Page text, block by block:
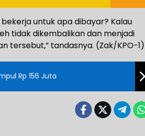
untuk apa dibayar? Kalau
tidak dikembalikan dan menjadi
tersebut,” tandasnya. (Zak/KPO-1)
Rp 156 Juta